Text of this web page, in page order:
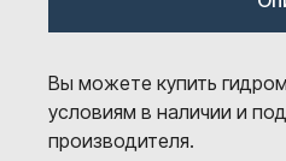
Вы можете купить
условиям в наличии и
производителя.